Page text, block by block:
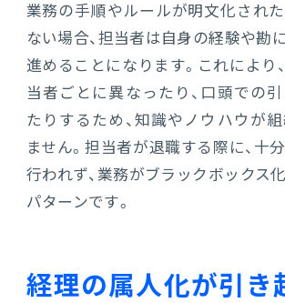
業務の手順やルールが明文化され
ない場合、担当者は自身の経験や勘
進めることになります。これにより
当者ごとに異なったり、口頭での
たりするため、知識やノウハウが
ません。担当者が退職する際に、十
行われず、業務がブラックボックス
パターンです。
経理の属人化が引き